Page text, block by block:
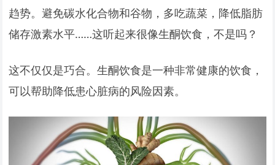
趋势。避免碳水化合物和谷物，多吃蔬菜，降低脂肪
储存激素水平……这听起来很像生酮饮食，不是吗？
这不仅仅是巧合。生酮饮食是一种非常健康的饮食，
可以帮助降低患心脏病的风险因素。